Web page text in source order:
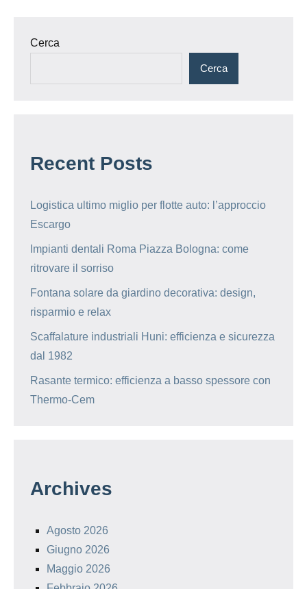
Cerca
Cerca
Recent Posts
Logistica ultimo miglio per flotte auto: l’approccio
Escargo
Impianti dentali Roma Piazza Bologna: come
ritrovare il sorriso
Fontana solare da giardino decorativa: design,
risparmio e relax
Scaffalature industriali Huni: efficienza e sicurezza
dal 1982
Rasante termico: efficienza a basso spessore con
Thermo-Cem
Archives
Agosto 2026
Giugno 2026
Maggio 2026